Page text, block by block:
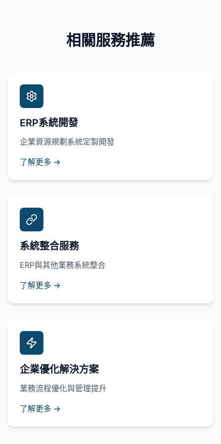
相關服務推薦
ERP系統開發
企業資源規劃系統定製開發
了解更多 →
系統整合服務
ERP與其他業務系統整合
了解更多 →
企業優化解決方案
業務流程優化與管理提升
了解更多 →